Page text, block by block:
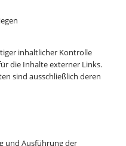
inhaltlicher Kontrolle
die Inhalte externer Links.
sind ausschließlich deren
und Ausführung der